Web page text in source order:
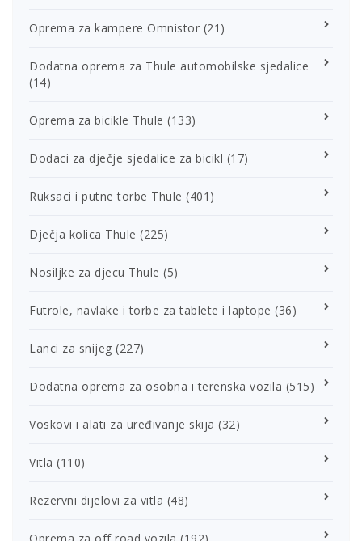
Oprema za kampere Omnistor (21)
Dodatna oprema za Thule automobilske sjedalice
(14)
Oprema za bicikle Thule (133)
Dodaci za dječje sjedalice za bicikl (17)
Ruksaci i putne torbe Thule (401)
Dječja kolica Thule (225)
Nosiljke za djecu Thule (5)
Futrole, navlake i torbe za tablete i laptope (36)
Lanci za snijeg (227)
Dodatna oprema za osobna i terenska vozila (515)
Voskovi i alati za uređivanje skija (32)
Vitla (110)
Rezervni dijelovi za vitla (48)
Oprema za off road vozila (192)